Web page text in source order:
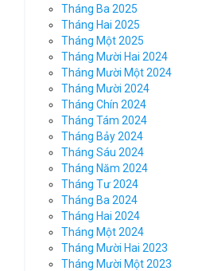
Tháng Ba 2025
Tháng Hai 2025
Tháng Một 2025
Tháng Mười Hai 2024
Tháng Mười Một 2024
Tháng Mười 2024
Tháng Chín 2024
Tháng Tám 2024
Tháng Bảy 2024
Tháng Sáu 2024
Tháng Năm 2024
Tháng Tư 2024
Tháng Ba 2024
Tháng Hai 2024
Tháng Một 2024
Tháng Mười Hai 2023
Tháng Mười Một 2023